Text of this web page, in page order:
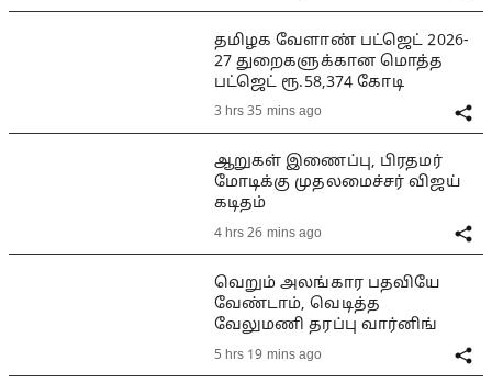
தமிழக வேளாண் பட்ஜெட் 2026-
27 துறைகளுக்கான மொத்த
பட்ஜெட் ரூ.58,374 கோடி
3 hrs 35 mins ago
ஆறுகள் இணைப்பு, பிரதமர்
மோடிக்கு முதலமைச்சர் விஜய்
கடிதம்
4 hrs 26 mins ago
வெறும் அலங்கார பதவியே
வேண்டாம், வெடித்த
வேலுமணி தரப்பு வார்னிங்
5 hrs 19 mins ago